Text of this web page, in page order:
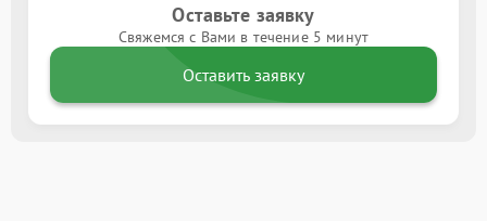
Оставьте заявку
Свяжемся с Вами в течение 5 минут
Оставить заявку